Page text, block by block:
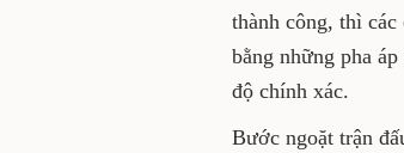
thành công, thì
bằng những pha
độ chính xác.
Bước ngoặt trận